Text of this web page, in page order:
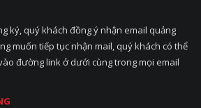
ký, quý khách đồng ý nhận email quảng
muốn tiếp tục nhận mail, quý khách có thể
đường link ở dưới cùng trong mọi email